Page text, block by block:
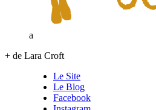
a
+ de Lara Croft
Le Site
Le Blog
Facebook